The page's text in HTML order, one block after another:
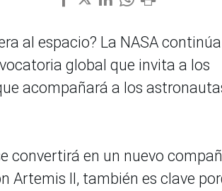
al espacio? La NASA
global que invita a los
acompañará a los
convertirá en un nuevo
Artemis II, también es clave